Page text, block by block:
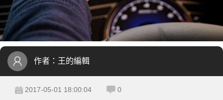
作者： 王的編輯
2017-05-01 18:00:04 0